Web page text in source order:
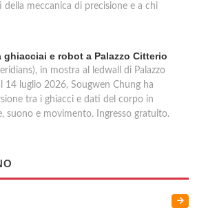
meccanica di precisione e a chi
ghiacciai e robot a Palazzo Citterio
in mostra al ledwall di Palazzo
14 luglio 2026, Sougwen Chung ha
tra i ghiacci e dati del corpo in
suono e movimento. Ingresso gratuito.